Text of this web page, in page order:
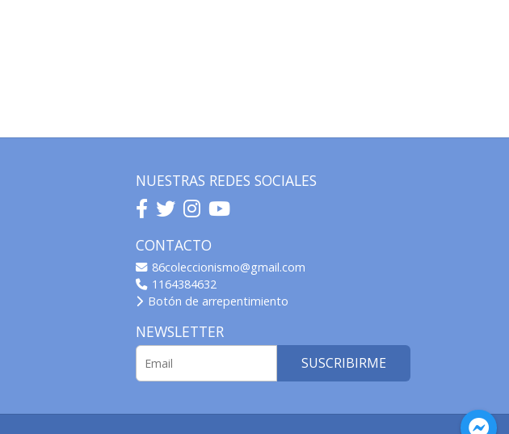
NUESTRAS REDES SOCIALES
CONTACTO
86coleccionismo@gmail.com
1164384632
Botón de arrepentimiento
NEWSLETTER
SUSCRIBIRME